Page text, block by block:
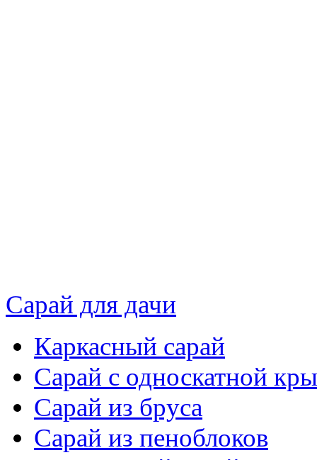
Сарай для дачи
Каркасный сарай
Сарай с односкатной
Сарай из бруса
Сарай из пеноблоков